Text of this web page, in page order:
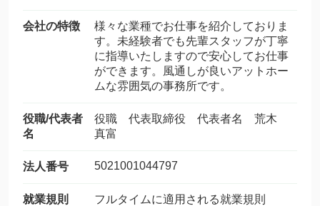
会社の特徴
様々な業種でお仕事を紹介しておりま
す。未経験者でも先輩スタッフが丁寧
に指導いたしますので安心してお仕事
ができます。風通しが良いアットホー
ムな雰囲気の事務所です。
役職/代表者
名
役職 代表取締役 代表者名 荒木
真富
法人番号 5021001044797
就業規則
フルタイムに適用される就業規則